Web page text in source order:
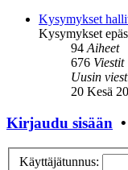
Kysymykset
Kysymykset
94Aiheet
676 Viestit
Uusin
20 Kesä
Kirjaudu sisään •
Käyttäjätunnus: